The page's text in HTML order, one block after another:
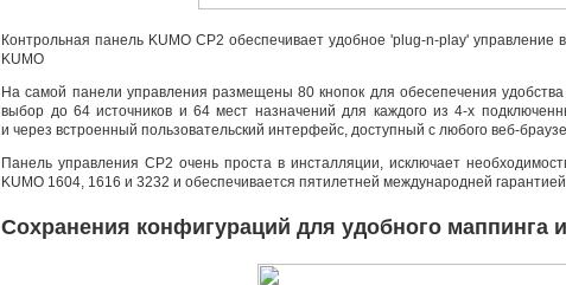
Контрольная панель KUMO CP2 обеспечивает удобное 'plug-n-play' управление
KUMO
На самой панели управления размещены 80 кнопок для обесепечения
выбор до 64 источников и 64 мест назначений для каждого из 4-х
и через встроенный пользовательский интерфейс доступный с любоговеб-
Панель управления CP2 очень проста в инсталляции
исключает
KUMO 1604 1616 и 3232 и обеспечивается пятилетней международней
Сохранения конфигураций для удобного маппинга